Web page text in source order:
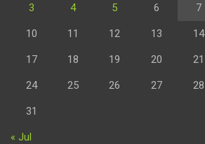
3 4 5 6 7
10 11 12 13 14
17 18 19 20 21
24 25 26 27 28
31
« Jul